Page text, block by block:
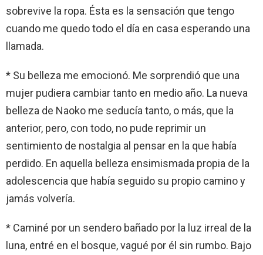
sobrevive la ropa. Ésta es la sensación que tengo
cuando me quedo todo el día en casa esperando una
llamada.
* Su belleza me emocionó. Me sorprendió que una
mujer pudiera cambiar tanto en medio año. La nueva
belleza de Naoko me seducía tanto, o más, que la
anterior, pero, con todo, no pude reprimir un
sentimiento de nostalgia al pensar en la que había
perdido. En aquella belleza ensimismada propia de la
adolescencia que había seguido su propio camino y
jamás volvería.
* Caminé por un sendero bañado por la luz irreal de la
luna, entré en el bosque, vagué por él sin rumbo. Bajo